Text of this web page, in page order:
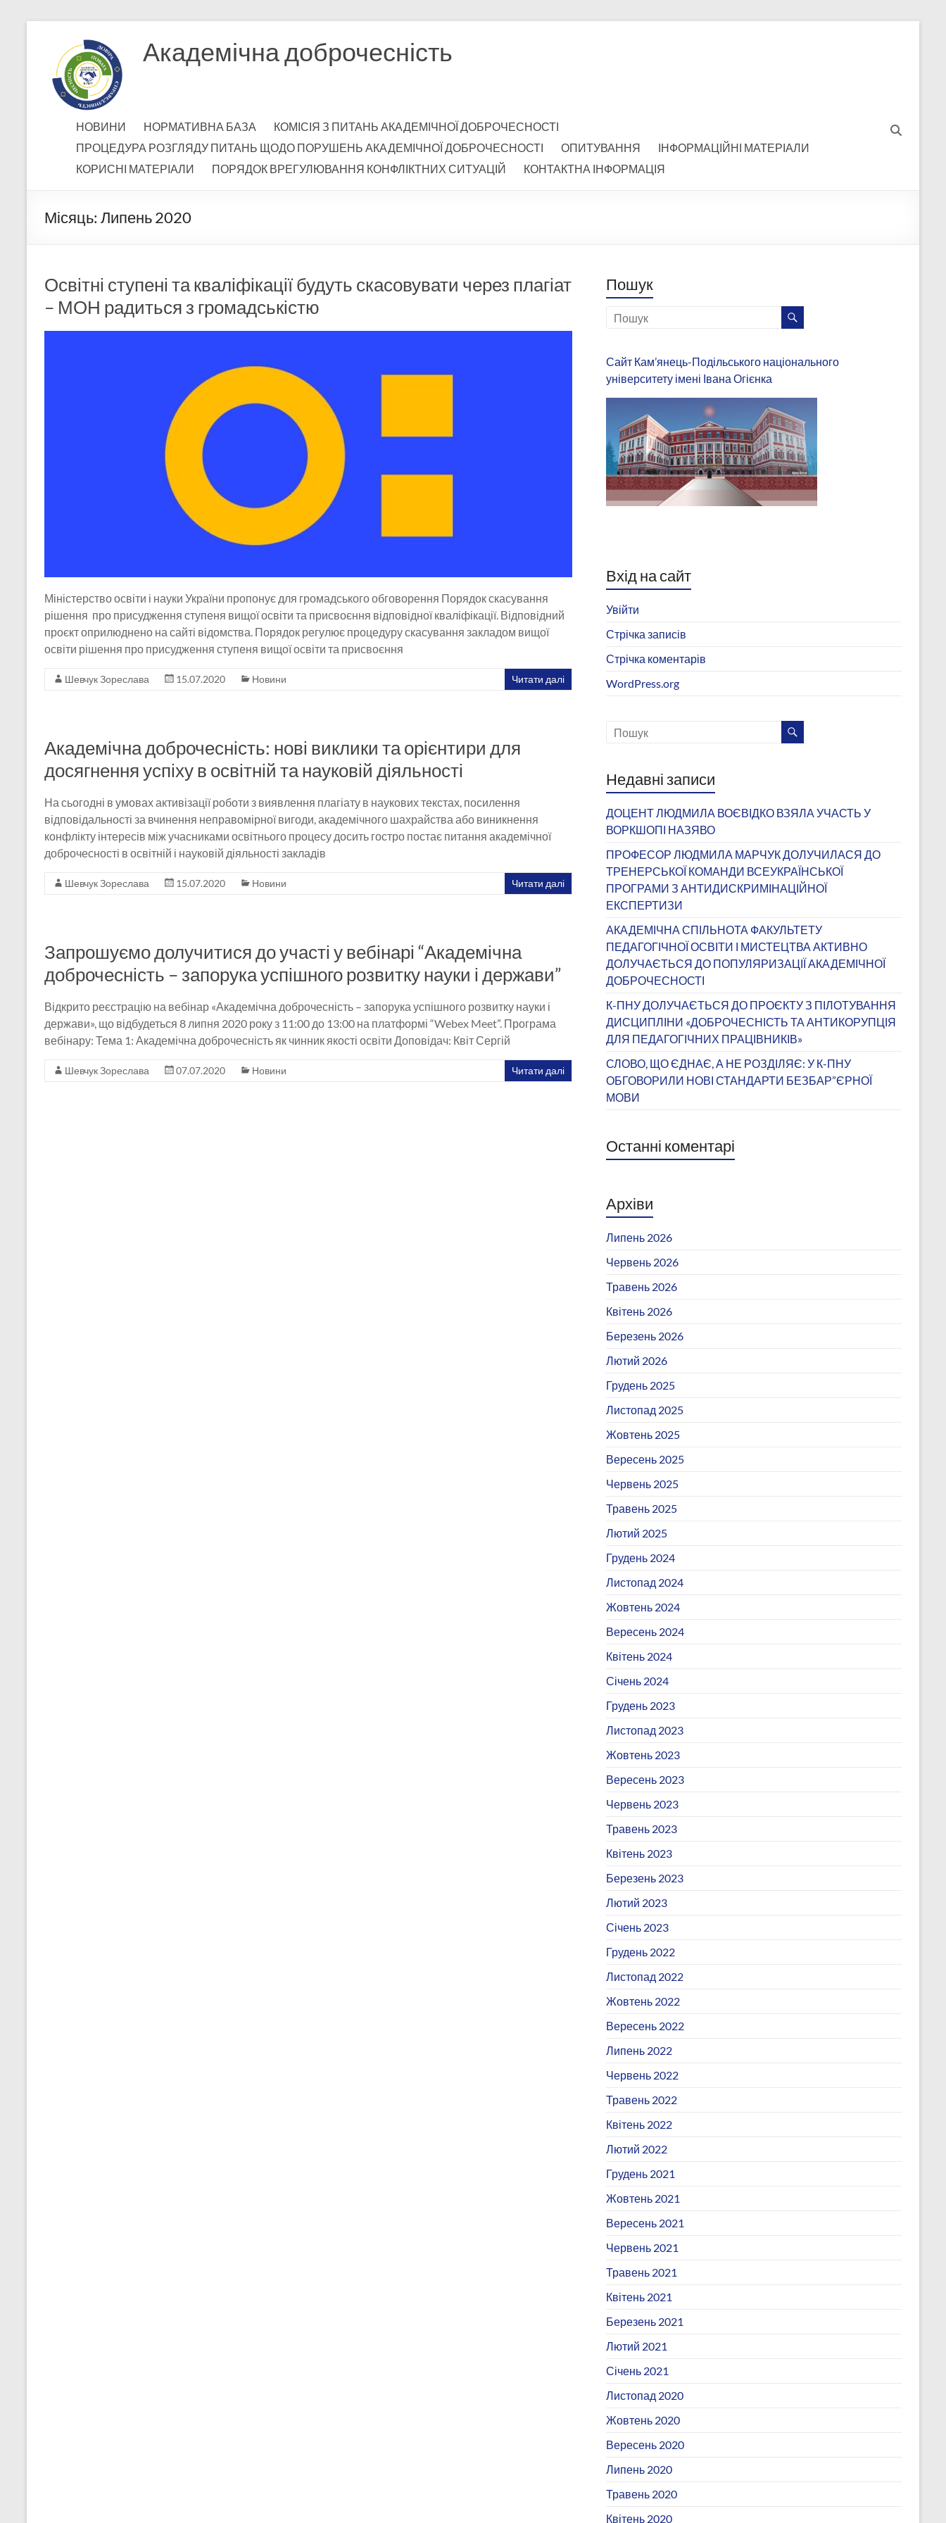
Академічна доброчесність
НОВИНИ НОРМАТИВНА БАЗА
КОМІСІЯ З ПИТАНЬ АКАДЕМІЧНОЇ ДОБРОЧЕСНОСТІ
ПРОЦЕДУРА РОЗГЛЯДУ ПИТАНЬ ЩОДО ПОРУШЕНЬ АКАДЕМІЧНОЇ ДОБРОЧЕСНОСТІ
ОПИТУВАННЯ
ІНФОРМАЦІЙНІ МАТЕРІАЛИ
КОРИСНІ МАТЕРІАЛИ
ПОРЯДОК ВРЕГУЛЮВАННЯ КОНФЛІКТНИХ СИТУАЦІЙ КОНТАКТНА ІНФОРМАЦІЯ
Місяць: Липень 2020
Освітні ступені та кваліфікації будуть скасовувати через плагіат
– МОН радиться з громадськістю
Міністерство освіти і науки України пропонує для громадського обговорення Порядок скасування
рішення про присудження ступеня вищої освіти та присвоєння відповідної кваліфікації. Відповідний
проєкт оприлюднено на сайті відомства. Порядок регулює процедуру скасування закладом вищої
освіти рішення про присудження ступеня вищої освіти та присвоєння
Шевчук Зореслава 15.07.2020 Новини Читати далі
Академічна доброчесність: нові виклики та орієнтири для
досягнення успіху в освітній та науковій діяльності
На сьогодні в умовах активізації роботи з виявлення плагіату в наукових текстах, посилення
відповідальності за вчинення неправомірної вигоди, академічного шахрайства або виникнення
конфлікту інтересів між учасниками освітнього процесу досить гостро постає питання академічної
доброчесності в освітній і науковій діяльності закладів
Шевчук Зореслава 15.07.2020 Новини Читати далі
Запрошуємо долучитися до участі у вебінарі “Академічна
доброчесність – запорука успішного розвитку науки і держави”
Відкрито реєстрацію на вебінар «Академічна доброчесність – запорука успішного розвитку науки і
держави», що відбудеться 8 липня 2020 року з 11:00 до 13:00 на платформі “Webex Meet”. Програма
вебінару: Тема 1: Академічна доброчесність як чинник якості освіти Доповідач: Квіт Сергій
Шевчук Зореслава 07.07.2020 Новини Читати далі
Пошук
Сайт Кам’янець-Подільського національного
університету імені Івана Огієнка
Вхід на сайт
Увійти
Стрічка записів
Стрічка коментарів
WordPress.org
Недавні записи
ДОЦЕНТ ЛЮДМИЛА ВОЄВІДКО ВЗЯЛА УЧАСТЬ У
ВОРКШОПІ НАЗЯВО
ПРОФЕСОР ЛЮДМИЛА МАРЧУК ДОЛУЧИЛАСЯ ДО
ТРЕНЕРСЬКОЇ КОМАНДИ ВСЕУКРАЇНСЬКОЇ
ПРОГРАМИ З АНТИДИСКРИМІНАЦІЙНОЇ
ЕКСПЕРТИЗИ
АКАДЕМІЧНА СПІЛЬНОТА ФАКУЛЬТЕТУ
ПЕДАГОГІЧНОЇ ОСВІТИ І МИСТЕЦТВА АКТИВНО
ДОЛУЧАЄТЬСЯ ДО ПОПУЛЯРИЗАЦІЇ АКАДЕМІЧНОЇ
ДОБРОЧЕСНОСТІ
К-ПНУ ДОЛУЧАЄТЬСЯ ДО ПРОЄКТУ З ПІЛОТУВАННЯ
ДИСЦИПЛІНИ «ДОБРОЧЕСНІСТЬ ТА АНТИКОРУПЦІЯ
ДЛЯ ПЕДАГОГІЧНИХ ПРАЦІВНИКІВ»
СЛОВО, ЩО ЄДНАЄ, А НЕ РОЗДІЛЯЄ: У К-ПНУ
ОБГОВОРИЛИ НОВІ СТАНДАРТИ БЕЗБАР”ЄРНОЇ
МОВИ
Останні коментарі
Архіви
Липень 2026
Червень 2026
Травень 2026
Квітень 2026
Березень 2026
Лютий 2026
Грудень 2025
Листопад 2025
Жовтень 2025
Вересень 2025
Червень 2025
Травень 2025
Лютий 2025
Грудень 2024
Листопад 2024
Жовтень 2024
Вересень 2024
Квітень 2024
Січень 2024
Грудень 2023
Листопад 2023
Жовтень 2023
Вересень 2023
Червень 2023
Травень 2023
Квітень 2023
Березень 2023
Лютий 2023
Січень 2023
Грудень 2022
Листопад 2022
Жовтень 2022
Вересень 2022
Липень 2022
Червень 2022
Травень 2022
Квітень 2022
Лютий 2022
Грудень 2021
Жовтень 2021
Вересень 2021
Червень 2021
Травень 2021
Квітень 2021
Березень 2021
Лютий 2021
Січень 2021
Листопад 2020
Жовтень 2020
Вересень 2020
Липень 2020
Травень 2020
Квітень 2020